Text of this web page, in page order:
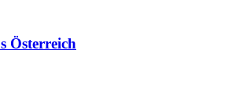
Österreich